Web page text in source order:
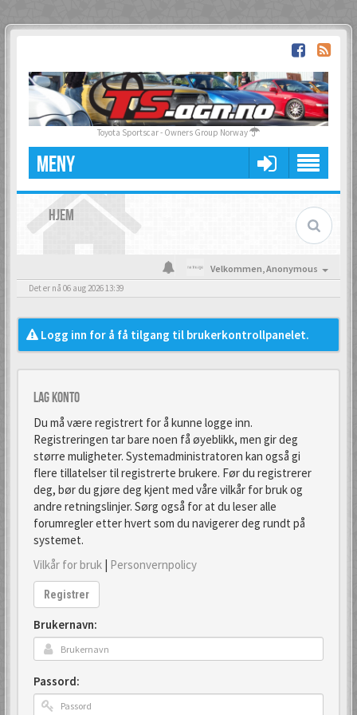
Toyota Sportscar - Owners Group Norway
MENY
HJEM
Velkommen,Anonymous
Det er nå 06 aug 2026 13:39
Logg inn for å få tilgang til brukerkontrollpanelet.
Lag konto
Du må være registrert for å kunne logge inn.
Registreringen tar bare noen få øyeblikk, men gir deg
større muligheter. Systemadministratoren kan også gi
flere tillatelser til registrerte brukere. Før du registrerer
deg, bør du gjøre deg kjent med våre vilkår for bruk og
andre retningslinjer. Sørg også for at du leser alle
forumregler etter hvert som du navigerer deg rundt på
systemet.
Vilkår for bruk | Personvernpolicy
Registrer
Brukernavn:
Passord: